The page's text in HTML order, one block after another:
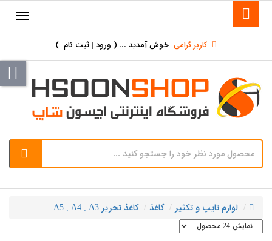
کاربر گرامی خوش آمدید ... ( ورود | ثبت نام )
لوازم تایپ و تکثیر کاغذ کاغذ تحریر A5 , A4 , A3